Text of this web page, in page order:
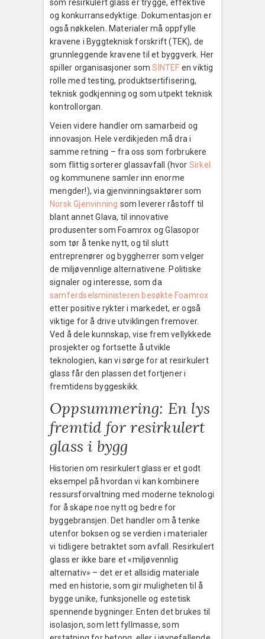
som resirkulert glass er trygge, effektive
og konkurransedyktige. Dokumentasjon er
også nøkkelen. Materialer må oppfylle
kravene i Byggteknisk forskrift (TEK), de
grunnleggende kravene til et byggverk. Her
spiller organisasjoner somSINTEF en viktig
rolle med testing, produktsertifisering,
teknisk godkjenning og som utpekt teknisk
kontrollorgan.
Veien videre handler om samarbeid og
innovasjon. Hele verdikjeden må dra i
samme retning – fra oss som forbrukere
som flittig sorterer glassavfall (hvor Sirkel
og kommunene samler inn enorme
mengder!), via gjenvinningsaktører som
Norsk Gjenvinning som leverer råstoff til
blant annet Glava, til innovative
produsenter som Foamrox og Glasopor
som tør å tenke nytt, og til slutt
entreprenører og byggherrer som velger
de miljøvennlige alternativene. Politiske
signaler og interesse, som da
samferdselsministeren besøkte Foamrox
etter positive rykter i markedet, er også
viktige for å drive utviklingen fremover.
Ved å dele kunnskap, vise frem vellykkede
prosjekter og fortsette å utvikle
teknologien, kan vi sørge for at resirkulert
glass får den plassen det fortjener i
fremtidens byggeskikk.
Oppsummering: En lys
fremtid for resirkulert
glass i bygg
Historien om resirkulert glass er et godt
eksempel på hvordan vi kan kombinere
ressursforvaltning med moderne teknologi
for å skape noe nytt og bedre for
byggebransjen. Det handler om å tenke
utenfor boksen og se verdien i materialer
vi tidligere betraktet som avfall. Resirkulert
glass er ikke bare et «miljøvennlig
alternativ» – det er et allsidig materiale
med en historie, som gir muligheten til å
bygge unike, funksjonelle og estetisk
spennende bygninger. Enten det brukes til
isolasjon, som lett fyllmasse, som